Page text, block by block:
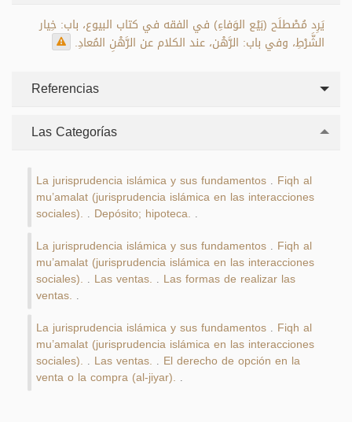
يَرِد مُصْطلَح (بَيْع الوَفاءِ) في الفقه في كتاب البيوع، باب: خِيار
الشَّرْطِ، وفي باب: الرَّهْن، عند الكلام عن الرَّهْنِ المُعادِ.
Referencias
Las Categorías
La jurisprudencia islámica y sus fundamentos Fiqh al
mu’amalat (jurisprudencia islámica en las interacciones
sociales). Depósito; hipoteca.
La jurisprudencia islámica y sus fundamentos Fiqh al
mu’amalat (jurisprudencia islámica en las interacciones
sociales). Las ventas. Las formas de realizar las
ventas.
La jurisprudencia islámica y sus fundamentos Fiqh al
mu’amalat (jurisprudencia islámica en las interacciones
sociales). Las ventas. El derecho de opción en la
venta o la compra (al-jiyar).